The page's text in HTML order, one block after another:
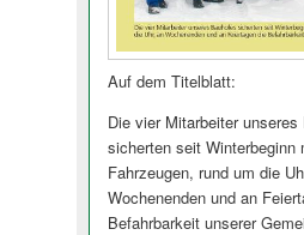
Auf dem Titelblatt:
Die vier Mitarbeiter unseres
sicherten seit Winterbeginn
Fahrzeugen, rund um die
Wochenenden und an
Befahrbarkeit unserer